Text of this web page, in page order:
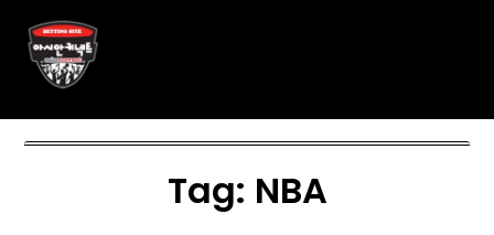
content
Tag: NBA